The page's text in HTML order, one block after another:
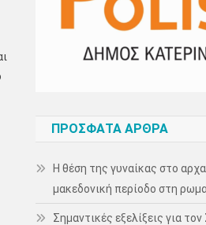
ΠΡΌΣΦΑΤΑ ΆΡΘΡΑ
Η θέση της γυναίκας στο
μακεδονική περίοδο στη
Σημαντικές εξελίξεις για